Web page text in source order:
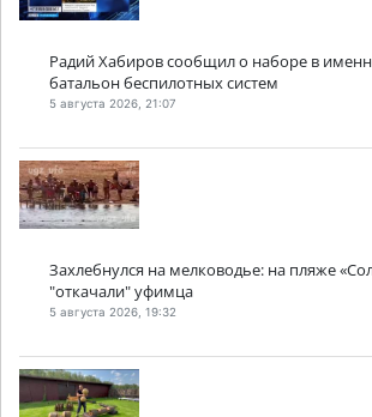
Радий Хабиров сообщил о наборе в
батальон беспилотных систем
5 августа 2026, 21:07
Захлебнулся на мелководье: на пляже
"откачали" уфимца
5 августа 2026, 19:32